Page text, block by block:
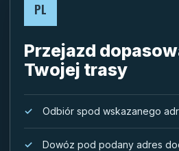
PL
Przejazd
Twojej trasy
Odbiór spod wskazanego
Dowóz pod podany adres